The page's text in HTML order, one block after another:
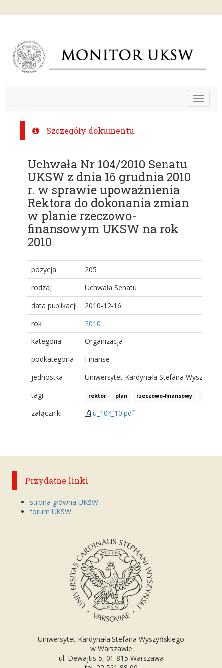
Toggle
Szczegóły dokumentu
Uchwała Nr 104/2010 Senatu
UKSW z dnia 16 grudnia 2010
r. w sprawie upoważnienia
Rektora do dokonania zmian
w planie rzeczowo-
finansowym UKSW na rok
2010
pozycja
205
rodzaj
Uchwała Senatu
data publikacji
2010-12-16
rok
2010
kategoria
Organizacja
podkategoria
Finanse
jednostka
Uniwersytet Kardynała Stefana
tagi
rektor plan rzeczowo-finansowy
załączniki u_104_10.pdf
Przydatne linki
strona główna UKSW
forum UKSW
Uniwersytet Kardynała Stefana Wyszyńskiego
w Warszawie
ul. Dewajtis 5, 01-815 Warszawa